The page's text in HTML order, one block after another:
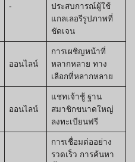
-
ประสบการณ์ผู้ใช้
แกลเลอรีรูปภาพที่
ชัดเจน
ออนไลน์
การเผชิญหน้าที่
หลากหลาย ทาง
เลือกที่หลากหลาย
ออนไลน์
แชทเจ้าชู้ ฐาน
สมาชิกขนาดใหญ่
ลงทะเบียนฟรี
การเชื่อมต่ออย่าง
รวดเร็ว การค้นหา